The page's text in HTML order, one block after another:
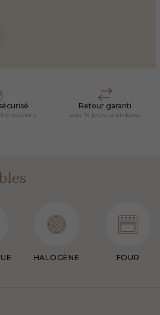
Retour garanti
sous 14 jours calendaires
HALOGÈNE FOUR